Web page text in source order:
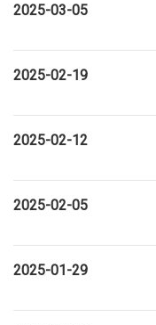
2025-03-05
2025-02-19
2025-02-12
2025-02-05
2025-01-29